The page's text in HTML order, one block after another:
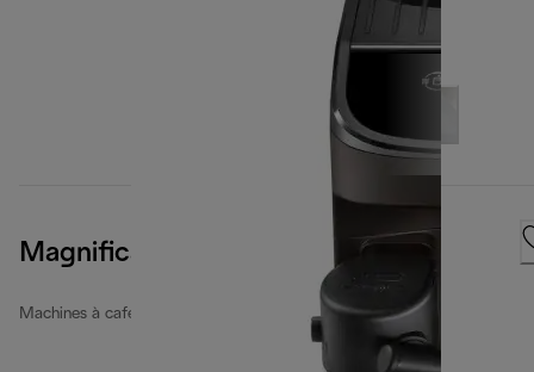
Magnifica Evo
Machines à café entièrement automatiques rénovées